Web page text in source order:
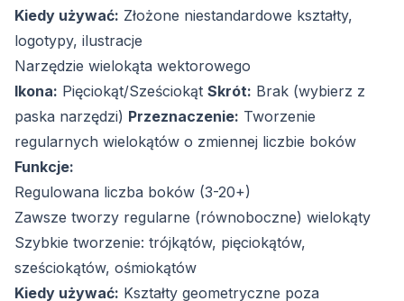
Kiedy używać: Złożone niestandardowe kształty,
logotypy, ilustracje
Narzędzie wielokąta wektorowego
Ikona: Pięciokąt/Sześciokąt Skrót: Brak (wybierz z
paska narzędzi) Przeznaczenie: Tworzenie
regularnych wielokątów o zmiennej liczbie boków
Funkcje:
Regulowana liczba boków (3-20+)
Zawsze tworzy regularne (równoboczne) wielokąty
Szybkie tworzenie: trójkątów, pięciokątów,
sześciokątów, ośmiokątów
Kiedy używać: Kształty geometryczne poza